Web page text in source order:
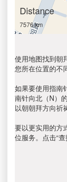
Distance
7576 km
使用地图找到朝
您所在位置的不
如果要使用指南
南针向北（N）
以朝朝拜方向祈
要以更实用的方
位服务。点击“